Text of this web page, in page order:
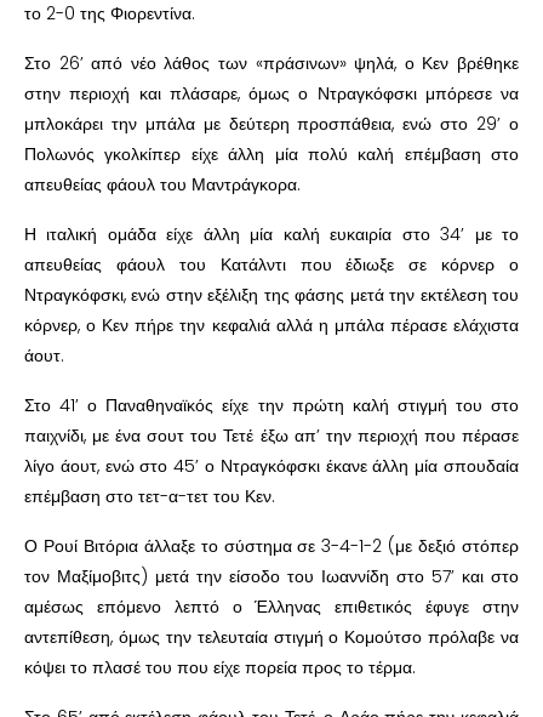
το 2-0 της Φιορεντίνα.
Στο 26’ από νέο λάθος των «πράσινων» ψηλά, ο Κεν βρέθηκε
στην περιοχή και πλάσαρε, όμως ο Ντραγκόφσκι μπόρεσε να
μπλοκάρει την μπάλα με δεύτερη προσπάθεια, ενώ στο 29’ ο
Πολωνός γκολκίπερ είχε άλλη μία πολύ καλή επέμβαση στο
απευθείας φάουλ του Μαντράγκορα.
Η ιταλική ομάδα είχε άλλη μία καλή ευκαιρία στο 34’ με το
απευθείας φάουλ του Κατάλντι που έδιωξε σε κόρνερ ο
Ντραγκόφσκι, ενώ στην εξέλιξη της φάσης μετά την εκτέλεση του
κόρνερ, ο Κεν πήρε την κεφαλιά αλλά η μπάλα πέρασε ελάχιστα
άουτ.
Στο 41’ ο Παναθηναϊκός είχε την πρώτη καλή στιγμή του στο
παιχνίδι, με ένα σουτ του Τετέ έξω απ’ την περιοχή που πέρασε
λίγο άουτ, ενώ στο 45’ ο Ντραγκόφσκι έκανε άλλη μία σπουδαία
επέμβαση στο τετ-α-τετ του Κεν.
Ο Ρουί Βιτόρια άλλαξε το σύστημα σε 3-4-1-2 (με δεξιό στόπερ
τον Μαξίμοβιτς) μετά την είσοδο του Ιωαννίδη στο 57’ και στο
αμέσως επόμενο λεπτό ο Έλληνας επιθετικός έφυγε στην
αντεπίθεση, όμως την τελευταία στιγμή ο Κομούτσο πρόλαβε να
κόψει το πλασέ του που είχε πορεία προς το τέρμα.